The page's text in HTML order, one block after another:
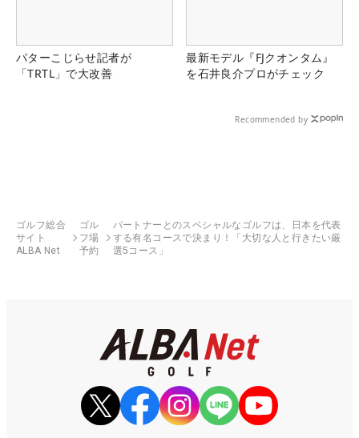
パターこじらせ記者が
「TRTL」で大改善
最新モデル『FJクオンタム』
を石井良介プロがチェック
Recommended by
ゴルフ総合
サイト
ALBA Net
ゴル
フ場
予約
パートナーとのスペシャルなゴルフは、日本を代表
する有名コースで決まり！「大切な人と行きたい厳
選5コース」